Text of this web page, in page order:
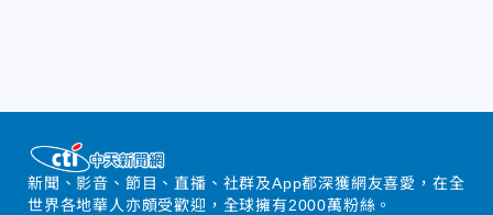
新聞、影音、節目、直播、社群及App都深獲網友喜愛，在全
世界各地華人亦頗受歡迎，全球擁有2000萬粉絲。